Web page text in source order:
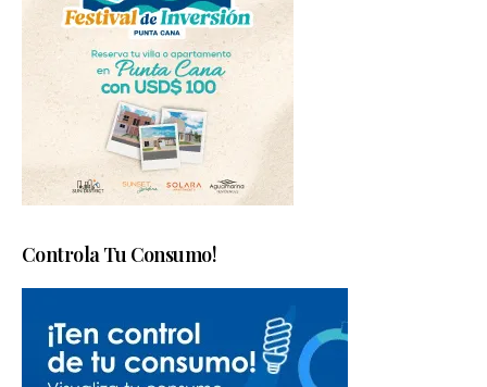
Controla Tu Consumo!